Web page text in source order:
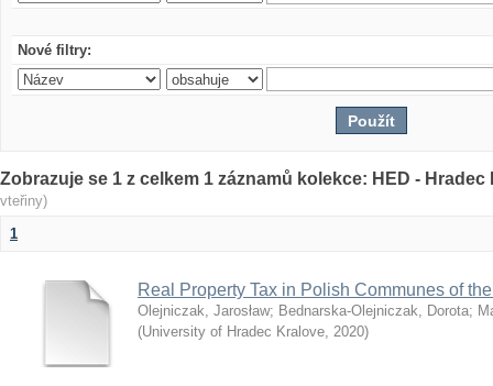
Nové filtry:
Zobrazuje se 1 z celkem 1 záznamů kolekce: HED -
vteřiny)
1
Real Property Tax in Polish Communes of
Olejniczak, Jarosław; Bednarska-Olejniczak, Dorota;
(University of Hradec Kralove, 2020)